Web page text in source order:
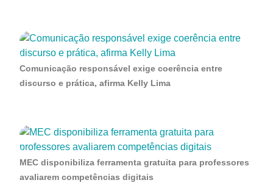
Comunicação responsável exige coerência entre
discurso e prática, afirma Kelly Lima
MEC disponibiliza ferramenta gratuita para professores
avaliarem competências digitais